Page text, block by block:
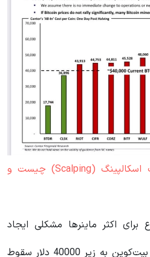
معاملات اسکالپینگ (Scalping) چیست و
اکثر ماینرها مشکلی ایجاد
نکرده است. با این حال، اگر بیت‌کوین به زیر 40000 دلار سقوط